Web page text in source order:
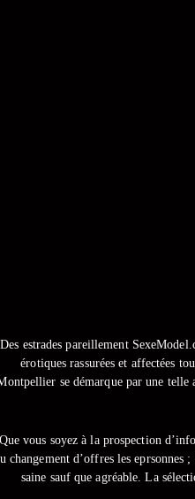
Des estrades pareillement
érotiques rassurées et affectées
se démarque par une telle
Que vous soyez à la prospection
changement d’offres les
saine sauf que agréable. La